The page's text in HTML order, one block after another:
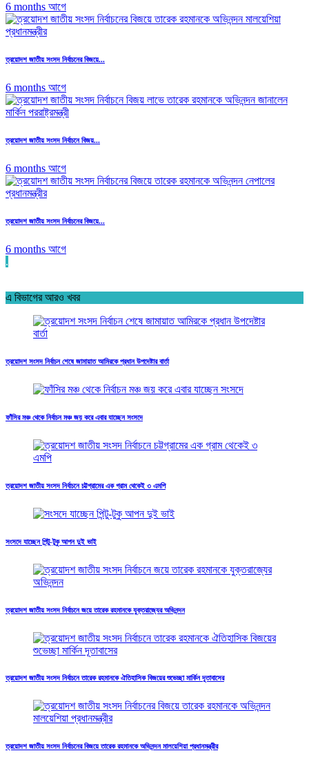
6 months আগে
ত্রয়োদশ জাতীয় সংসদ নির্বাচনের বিজয়ে...
6 months আগে
ত্রয়োদশ জাতীয় সংসদ নির্বাচনে বিজয়...
6 months আগে
ত্রয়োদশ জাতীয় সংসদ নির্বাচনের বিজয়ে...
6 months আগে
.
এ বিভাগের আরও খবর
ত্রয়োদশ সংসদ নির্বাচন শেষে জামায়াত আমিরকে প্রধান উপদেষ্টার বার্তা
ফাঁসির মঞ্চ থেকে নির্বাচন মঞ্চ জয় করে এবার যাচ্ছেন সংসদে
ত্রয়োদশ জাতীয় সংসদ নির্বাচনে চট্টগ্রামের এক গ্রাম থেকেই ৩ এমপি
সংসদে যাচ্ছেন পিন্টু-টুকু আপন দুই ভাই
ত্রয়োদশ জাতীয় সংসদ নির্বাচনে জয়ে তারেক রহমানকে যুক্তরাজ্যের অভিনন্দন
ত্রয়োদশ জাতীয় সংসদ নির্বাচনে তারেক রহমানকে ঐতিহাসিক বিজয়ের শুভেচ্ছা মার্কিন দূতাবাসের
ত্রয়োদশ জাতীয় সংসদ নির্বাচনের বিজয়ে তারেক রহমানকে অভিনন্দন মালয়েশিয়া প্রধানমন্ত্রীর